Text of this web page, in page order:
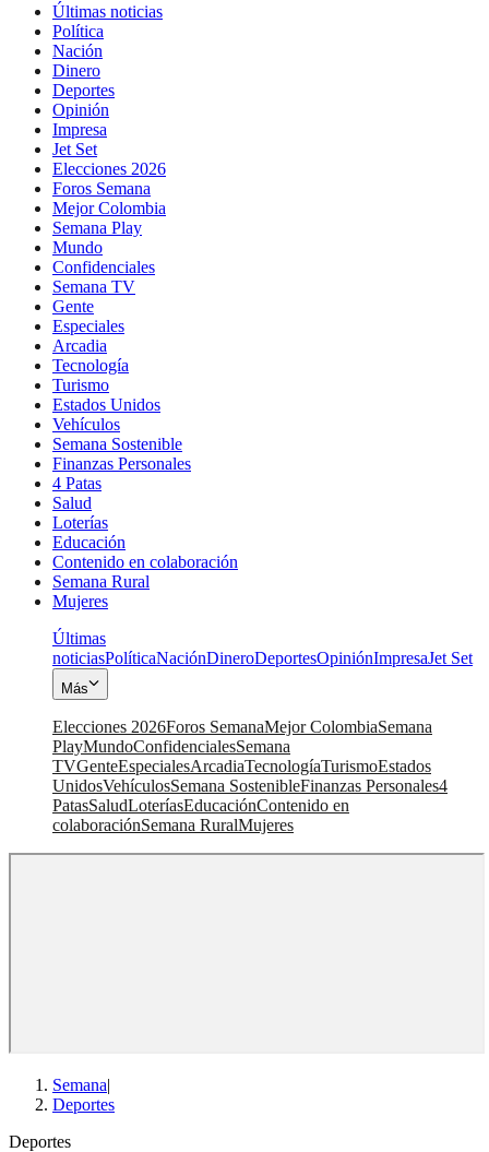
Últimas noticias
Política
Nación
Dinero
Deportes
Opinión
Impresa
Jet Set
Elecciones 2026
Foros Semana
Mejor Colombia
Semana Play
Mundo
Confidenciales
Semana TV
Gente
Especiales
Arcadia
Tecnología
Turismo
Estados Unidos
Vehículos
Semana Sostenible
Finanzas Personales
4 Patas
Salud
Loterías
Educación
Contenido en colaboración
Semana Rural
Mujeres
Últimas
noticiasPolíticaNaciónDineroDeportesOpiniónImpresaJet Set
Más
Elecciones 2026Foros SemanaMejor ColombiaSemana
PlayMundoConfidencialesSemana
TVGenteEspecialesArcadiaTecnologíaTurismoEstados
UnidosVehículosSemana SostenibleFinanzas Personales4
PatasSaludLoteríasEducaciónContenido en
colaboraciónSemana RuralMujeres
Semana|
Deportes
Deportes